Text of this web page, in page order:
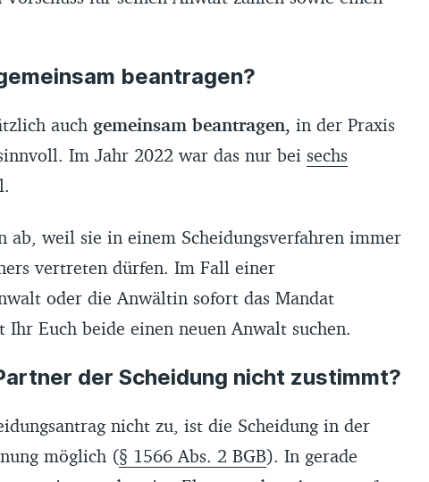
beantragen?
auch gemeinsam beantragen, in der Praxis
Im Jahr 2022 war das nur bei sechs
ab, weil sie in einem Scheidungsverfahren immer
vertreten dürfen. Im Fall einer
oder die Anwältin sofort das Mandat
Euch beide einen neuen Anwalt suchen.
der Scheidung nicht zustimmt?
nicht zu, ist die Scheidung in der
möglich (§ 1566 Abs. 2 BGB). In gerade